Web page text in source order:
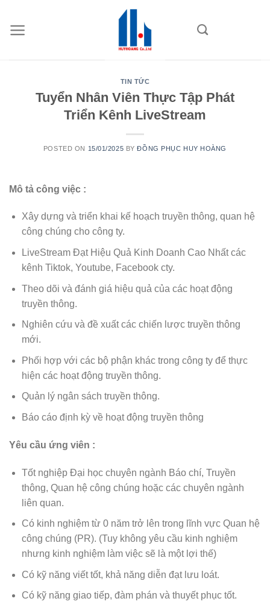
content
TIN TỨC
Tuyển Nhân Viên Thực Tập Phát
Triển Kênh LiveStream
POSTED ON 15/01/2025 BYĐỒNG PHỤC HUY HOÀNG
Mô tả công việc :
Xây dựng và triển khai kế hoạch truyền thông, quan hệ
công chúng cho công ty.
LiveStream Đạt Hiệu Quả Kinh Doanh Cao Nhất các
kênh Tiktok, Youtube, Facebook cty.
Theo dõi và đánh giá hiệu quả của các hoạt động
truyền thông.
Nghiên cứu và đề xuất các chiến lược truyền thông
mới.
Phối hợp với các bộ phận khác trong công ty để thực
hiện các hoạt động truyền thông.
Quản lý ngân sách truyền thông.
Báo cáo định kỳ về hoạt động truyền thông
Yêu cầu ứng viên :
Tốt nghiệp Đại học chuyên ngành Báo chí, Truyền
thông, Quan hệ công chúng hoặc các chuyên ngành
liên quan.
Có kinh nghiệm từ 0 năm trở lên trong lĩnh vực Quan hệ
công chúng (PR). (Tuy không yêu cầu kinh nghiệm
nhưng kinh nghiệm làm việc sẽ là một lợi thế)
Có kỹ năng viết tốt, khả năng diễn đạt lưu loát.
Có kỹ năng giao tiếp, đàm phán và thuyết phục tốt.